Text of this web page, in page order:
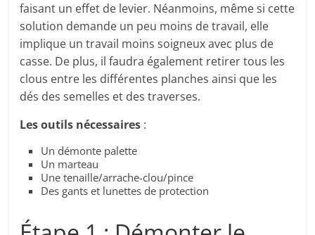
faisant un effet de levier. Néanmoins, même si cette
solution demande un peu moins de travail, elle
implique un travail moins soigneux avec plus de
casse. De plus, il faudra également retirer tous les
clous entre les différentes planches ainsi que les
dés des semelles et des traverses.
Les outils nécessaires :
Un démonte palette
Un marteau
Une tenaille/arrache-clou/pince
Des gants et lunettes de protection